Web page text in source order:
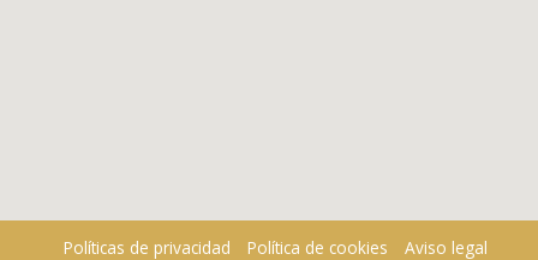
Políticas de privacidad Política de cookies
Aviso legal